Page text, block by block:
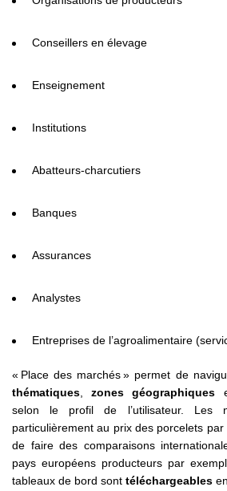
Conseillers en élevage
Enseignement
Institutions
Abatteurs-charcutiers
Banques
Assurances
Analystes
Entreprises de l’agroalimentaire
« Place des marchés » permet de
thématiques,zones géographiques
selon le profil de l’utilisateur. Les
particulièrement au prix des porcelets
de faire des comparaisons
pays européens producteurs par
tableaux de bord sont téléchargeables